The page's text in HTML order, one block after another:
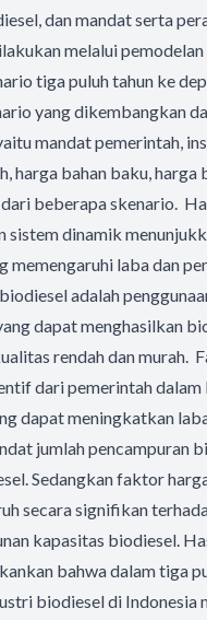
dan mandat serta
melalui
tiga puluh tahun ke
yang dikembangkan
mandat pemerintah,
harga bahan baku, harga
beberapa skenario.
sistem dinamik
memengaruhi laba dan
adalah
dapat menghasilkan
rendah dan murah.
dari pemerintah
dapat meningkatkan
jumlah pencampuran
Sedangkan faktor
secara signifikan
kapasitas biodiesel.
bahwa dalam tiga
biodiesel di Indonesia